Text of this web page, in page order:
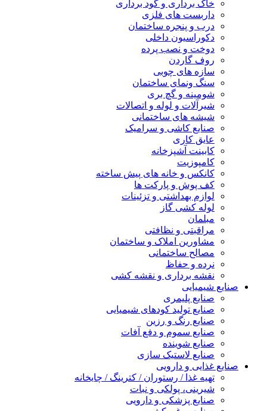
خاک برداری و گود برداری
داربست های فلزی
درب و پنجره ساختمان
دکوراسیون داخلی
دوخت و نصب پرده
روف گاردن
سازه های چوبی
سنگ ونمای ساختمان
شومینه و گچ بری
شیرآلات و لوله و اتصالات
شیشه های ساختمانی
صنایع کاشی و سرامیک
عایق کاری
کابینت آشپزخانه
کامپوزیت
کانکس و خانه های پیش ساخته
کف پوش و پارکت ها
لوازم بهداشتی و تزئینات
لوله کشی گاز
مبلمان
مراقبتی و نظافتی
مشاورین املاک و ساختمان
مصالح ساختمانی
نرده و حفاظ
نقشه برداری و نقشه کشی
صنایع شیمیایی
صنایع پلیمری
صنایع تولید کودهای شیمیایی
صنایع رنگ و رزین
صنایع سموم و دفع آفات
صنایع شوینده
صنایع لاستیک سازی
صنایع غذایی و دارویی
تهیه غذا / رستوران / کترینگ / چایخانه
شیرینی، پولکی و نبات
صنایع پزشکی و دارویی